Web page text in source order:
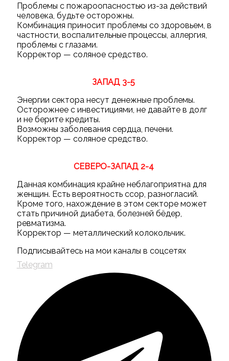
Проблемы с пожароопасностью из-за действий
человека, будьте осторожны.
Комбинация приносит проблемы со здоровьем, в
частности, воспалительные процессы, аллергия,
проблемы с глазами.
Корректор — соляное средство.
ЗАПАД 3-5
Энергии сектора несут денежные проблемы.
Осторожнее с инвестициями, не давайте в долг
и не берите кредиты.
Возможны заболевания сердца, печени.
Корректор — соляное средство.
СЕВЕРО-ЗАПАД 2-4
Данная комбинация крайне неблагоприятна для
женщин. Есть вероятность ссор, разногласий.
Кроме того, нахождение в этом секторе может
стать причиной диабета, болезней бёдер,
ревматизма.
Корректор — металлический колокольчик.
Подписывайтесь на мои каналы в соцсетях
Telegram